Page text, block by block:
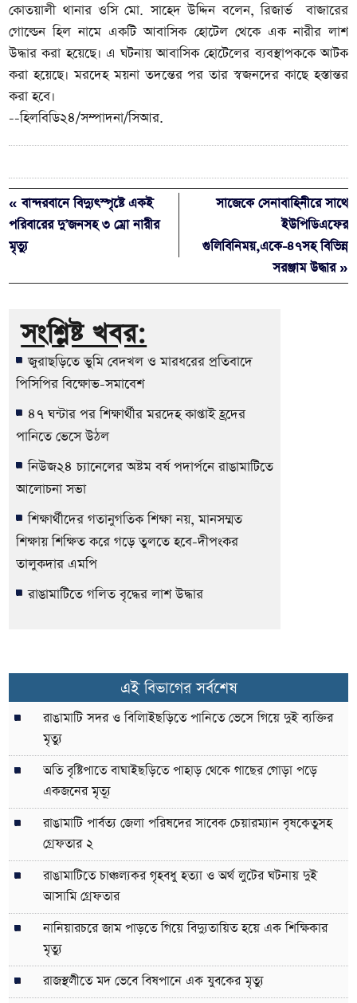
কোতয়ালী থানার ওসি মো. সাহেদ উদ্দিন বলেন, রিজার্ভ বাজারের
গোল্ডেন হিল নামে একটি আবাসিক হোটেল থেকে এক নারীর লাশ
উদ্ধার করা হয়েছে। এ ঘটনায় আবাসিক হোটেলের ব্যবস্থাপককে আটক
করা হয়েছে। মরদেহ ময়না তদন্তের পর তার স্বজনদের কাছে হস্তান্তর
করা হবে।
--হিলবিডি২৪/সম্পাদনা/সিআর.
« বান্দরবানে বিদ্যুৎস্পৃষ্টে একই
পরিবারের দু’জনসহ ৩ ম্রো নারীর
মৃত্যু
সাজেকে সেনাবাহিনীরে সাথে
ইউপিডিএফের
গুলিবিনিময়,একে-৪৭সহ বিভিন্ন
সরঞ্জাম উদ্ধার »
সংশ্লিষ্ট খবর:
জুরাছড়িতে ভুমি বেদখল ও মারধরের প্রতিবাদে
পিসিপির বিক্ষোভ-সমাবেশ
৪৭ ঘন্টার পর শিক্ষার্থীর মরদেহ কাপ্তাই হ্রদের
পানিতে ভেসে উঠল
নিউজ২৪ চ্যানেলের অষ্টম বর্ষ পদার্পনে রাঙামাটিতে
আলোচনা সভা
শিক্ষার্থীদের গতানুগতিক শিক্ষা নয়, মানসম্মত
শিক্ষায় শিক্ষিত করে গড়ে তুলতে হবে-দীপংকর
তালুকদার এমপি
রাঙামাটিতে গলিত বৃদ্ধের লাশ উদ্ধার
এই বিভাগের সর্বশেষ
রাঙামাটি সদর ও বিলািইছড়িতে পানিতে ভেসে গিয়ে দুই ব্যক্তির
মৃত্যু
অতি বৃষ্টিপাতে বাঘাইছড়িতে পাহাড় থেকে গাছের গোড়া পড়ে
একজনের মৃত্যূ
রাঙামাটি পার্বত্য জেলা পরিষদের সাবেক চেয়ারম্যান বৃষকেতুসহ
গ্রেফতার ২
রাঙামাটিতে চাঞ্চল্যকর গৃহবধু হত্যা ও অর্থ লুটের ঘটনায় দুই
আসামি গ্রেফতার
নানিয়ারচরে জাম পাড়তে গিয়ে বিদ্যুতায়িত হয়ে এক শিক্ষিকার
মৃত্যু
রাজস্থলীতে মদ ভেবে বিষপানে এক যুবকের মৃত্যু